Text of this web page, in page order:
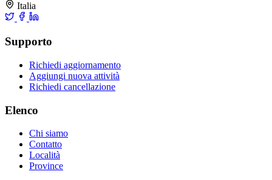
Italia
Supporto
Richiedi aggiornamento
Aggiungi nuova attività
Richiedi cancellazione
Elenco
Chi siamo
Contatto
Località
Province